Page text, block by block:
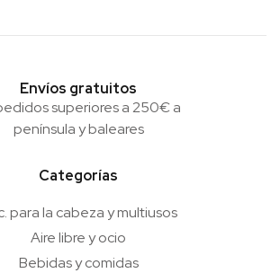
Envíos gratuitos
superiores a 250€ a
península y baleares
Categorías
para la cabeza y multiusos
Aire libre y ocio
Bebidas y comidas